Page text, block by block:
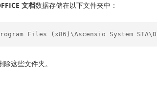
文档数据存储在以下文件夹中：
Files (x86)\Ascensio System
除这些文件夹。